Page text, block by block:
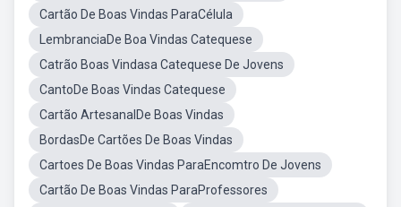
Cartão De Boas Vindas ParaCélula
LembranciaDe Boa Vindas Catequese
Catrão Boas Vindasa Catequese De Jovens
CantoDe Boas Vindas Catequese
Cartão ArtesanalDe Boas Vindas
BordasDe Cartões De Boas Vindas
Cartoes De Boas Vindas ParaEncomtro De Jovens
Cartão De Boas Vindas ParaProfessores